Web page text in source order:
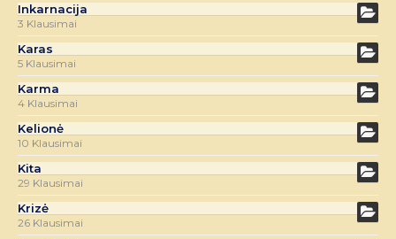
Inkarnacija
3 Klausimai
Karas
5 Klausimai
Karma
4 Klausimai
Kelionė
10 Klausimai
Kita
29 Klausimai
Krizė
26 Klausimai